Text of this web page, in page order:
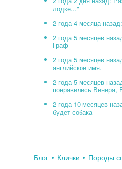
лодке..."
2 года 4 месяца
2 года 5 месяцев
Граф
2 года 5 месяцев
английское имя.
2 года 5 месяцев
понравились Венера,
2 года 10 месяцев
будет собака
Блог Клички Породы